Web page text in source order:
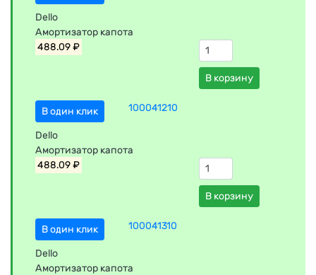
Dello
Амортизатор капота
488.09 ₽
В корзину
В один клик 100041210
Dello
Амортизатор капота
488.09 ₽
В корзину
В один клик 100041310
Dello
Амортизатор капота